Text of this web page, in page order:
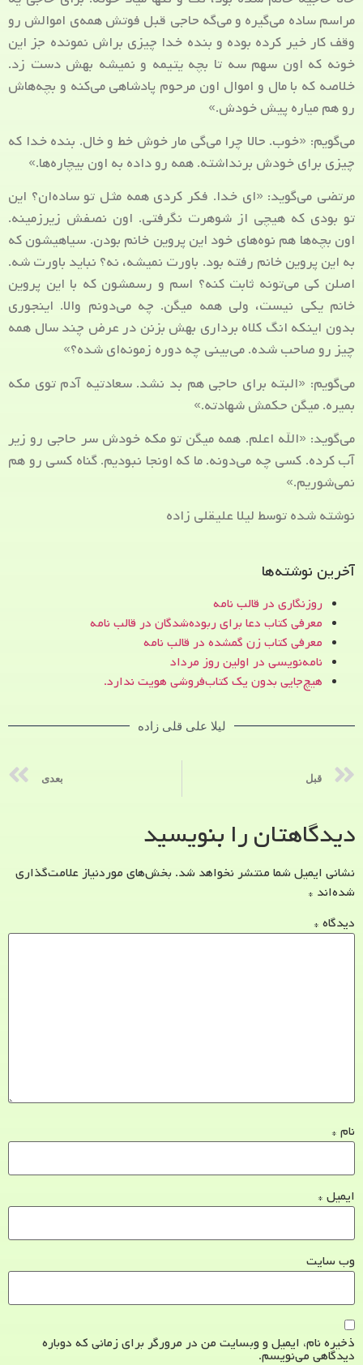
مراسم ساده می‌گیره و می‌گه حاجی قبل فوتش همه‌ی اموالش رو
وقف کار خیر کرده بوده و بنده خدا چیزی براش نمونده جز این
خونه که اون سهم سه تا بچه یتیمه و نمیشه بهش دست زد.
خلاصه که با مال و اموال اون مرحوم پادشاهی می‌کنه و بچه‌هاش
رو هم میاره پیش خودش.»
می‌گویم: «خوب. حالا چرا می‌گی مار خوش خط و خال. بنده خدا که
چیزی برای خودش برنداشته. همه رو داده به اون بیچاره‌ها.»
مرتضی می‌گوید: «ای خدا. فکر کردی همه مثل تو ساده‌ان؟ این
تو بودی که هیچی از شوهرت نگرفتی. اون نصفش زیرزمینه.
اون بچه‌ها هم نوه‌های خود این پروین خانم بودن. سیاهیشون که
به این پروین خانم رفته بود. باورت نمیشه، نه؟ نباید باورت شه.
اصلن کی می‌تونه ثابت کنه؟ اسم و رسمشون که با این پروین
خانم یکی نیست، ولی همه میگن. چه می‌دونم والا. اینجوری
بدون اینکه انگ کلاه برداری بهش بزنن در عرض چند سال همه
چیز رو صاحب شده. می‌بینی چه دوره زمونه‌ای شده؟»
می‌گویم: «البته برای حاجی هم بد نشد. سعادتیه آدم توی مکه
بمیره. میگن حکمش شهادته.»
می‌گوید: «الله اعلم. همه میگن تو مکه خودش سر حاجی رو زیر
آب کرده. کسی چه می‌دونه. ما که اونجا نبودیم. گناه کسی رو هم
نمی‌شوریم.»
نوشته شده توسط لیلا علیقلی زاده
آخرین نوشته‌ها
روزنگاری در قالب نامه
معرفی کتاب دعا برای ربوده‌شدگان در قالب نامه
معرفی کتاب زن‌ گمشده در قالب نامه
نامه‌نویسی در اولین روز مرداد
هیچ‌جایی بدون یک کتاب‌فروشی هویت ندارد.
لیلا علی قلی زاده
قبل بعدی
دیدگاهتان را بنویسید
نشانی ایمیل شما منتشر نخواهد شد. بخش‌های موردنیاز علامت‌گذاری
شده‌اند *
دیدگاه *
نام *
ایمیل *
وب‌ سایت
ذخیره نام، ایمیل و وبسایت من در مرورگر برای زمانی که دوباره
دیدگاهی می‌نویسم.